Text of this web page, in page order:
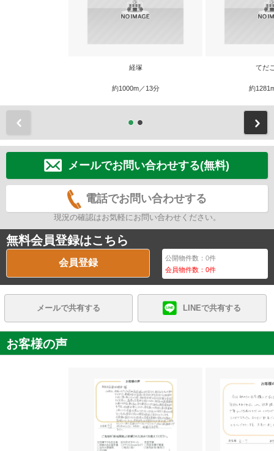
経塚
約1000m／13分
てだ
約
メールでお問い合わせする(無料)
電話でお問い合わせする
現況の確認はお気軽にお問い合わせください。
無料会員登録はこちら
会員登録 公開物件数：0件
会員物件数：0件
メールで共有する LINEで共有する
お客様の声